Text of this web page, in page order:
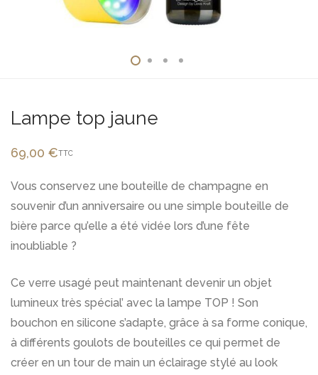
Lampe top jaune
69,00 €TTC
Vous conservez une bouteille de champagne en
souvenir d’un anniversaire ou une simple bouteille de
bière parce qu’elle a été vidée lors d’une fête
inoubliable ?
Ce verre usagé peut maintenant devenir un objet
lumineux très spécial’ avec la lampe TOP ! Son
bouchon en silicone s’adapte, grâce à sa forme conique,
à différents goulots de bouteilles ce qui permet de
créer en un tour de main un éclairage stylé au look